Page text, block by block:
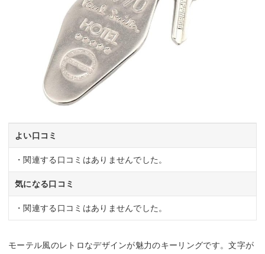
よい口コミ
・関連する口コミはありませんでした。
気になる口コミ
・関連する口コミはありませんでした。
モーテル風のレトロなデザインが魅力のキーリングです。文字が